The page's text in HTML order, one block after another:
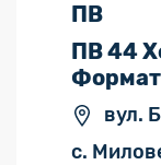
ПВ
ПВ 44
вул.
с.